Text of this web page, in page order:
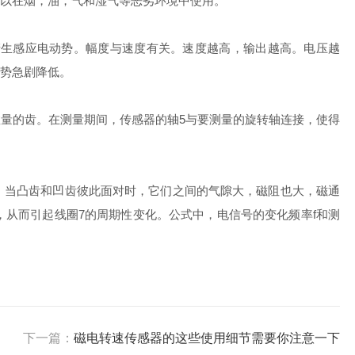
应电动势。幅度与速度有关。速度越高，输出越高。电压越
急剧降低。
齿。在测量期间，传感器的轴5与要测量的旋转轴连接，使得
齿和凹齿彼此面对时，它们之间的气隙大，磁阻也大，磁通
而引起线圈7的周期性变化。公式中，电信号的变化频率f和测
下一篇：磁电转速传感器的这些使用细节需要你注意一下